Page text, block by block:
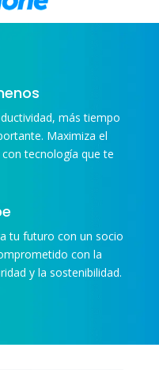
más tiempo
Maximiza el
tecnología que te
tu futuro con un socio
con la
y la sostenibilidad.